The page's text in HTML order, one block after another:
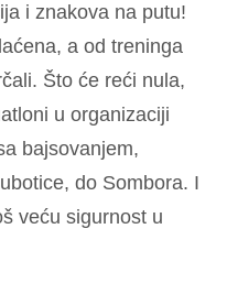
i znakova na putu!
a od treninga
Što će reći nula,
u organizaciji
bajsovanjem,
do Sombora. I
veću sigurnost u